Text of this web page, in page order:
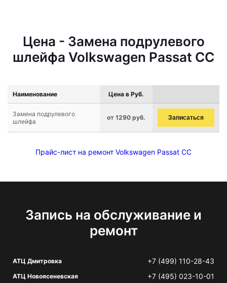
Цена - Замена подрулевого
шлейфа Volkswagen Passat CC
Наименование Цена в Руб.
Замена подрулевого
шлейфа
от 1290 руб. Записаться
Прайс-лист на ремонт Volkswagen Passat CC
Запись на обслуживание и
ремонт
АТЦ Дмитровка +7 (499) 110-28-43
АТЦ Новоясеневская +7 (495) 023-10-01